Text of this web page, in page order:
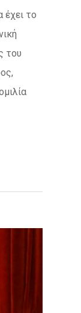
έχει το
του